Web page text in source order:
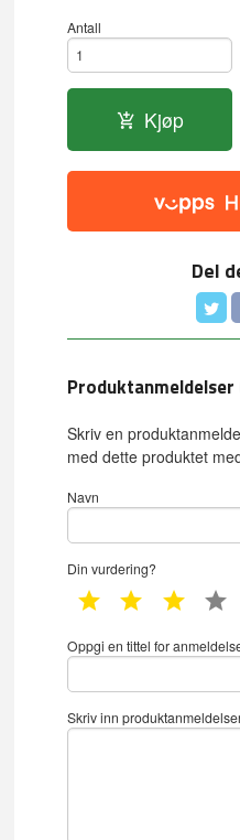
Antall
Kjøp
Del
Produktanmeldelser
Skriv en
med dette produktet
Navn
Din vurdering?
1 star 2 star 3 star
Oppgi en tittel for
Skriv inn